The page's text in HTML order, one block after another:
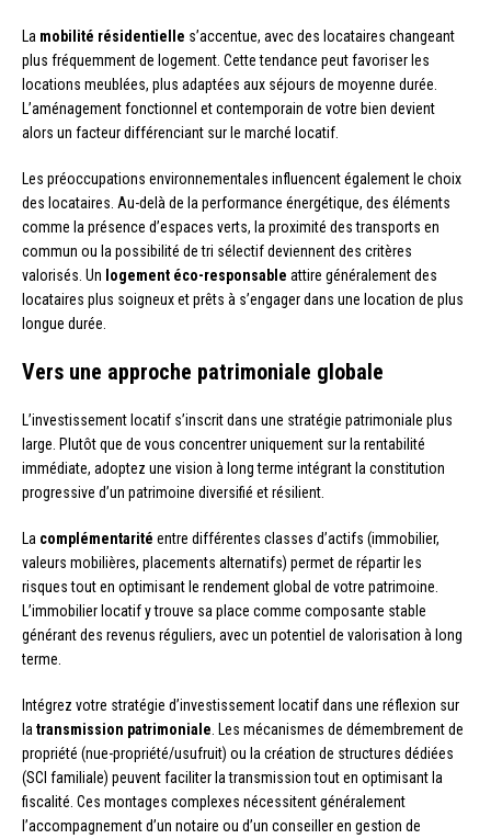
La mobilité résidentielle s’accentue, avec des locataires changeant
plus fréquemment de logement. Cette tendance peut favoriser les
locations meublées, plus adaptées aux séjours de moyenne durée.
L’aménagement fonctionnel et contemporain de votre bien devient
alors un facteur différenciant sur le marché locatif.
Les préoccupations environnementales influencent également le choix
des locataires. Au-delà de la performance énergétique, des éléments
comme la présence d’espaces verts, la proximité des transports en
commun ou la possibilité de tri sélectif deviennent des critères
valorisés. Un logement éco-responsable attire généralement des
locataires plus soigneux et prêts à s’engager dans une location de plus
longue durée.
Vers une approche patrimoniale globale
L’investissement locatif s’inscrit dans une stratégie patrimoniale plus
large. Plutôt que de vous concentrer uniquement sur la rentabilité
immédiate, adoptez une vision à long terme intégrant la constitution
progressive d’un patrimoine diversifié et résilient.
La complémentarité entre différentes classes d’actifs (immobilier,
valeurs mobilières, placements alternatifs) permet de répartir les
risques tout en optimisant le rendement global de votre patrimoine.
L’immobilier locatif y trouve sa place comme composante stable
générant des revenus réguliers, avec un potentiel de valorisation à long
terme.
Intégrez votre stratégie d’investissement locatif dans une réflexion sur
la transmission patrimoniale . Les mécanismes de démembrement de
propriété (nue-propriété/usufruit) ou la création de structures dédiées
(SCI familiale) peuvent faciliter la transmission tout en optimisant la
fiscalité. Ces montages complexes nécessitent généralement
l’accompagnement d’un notaire ou d’un conseiller en gestion de